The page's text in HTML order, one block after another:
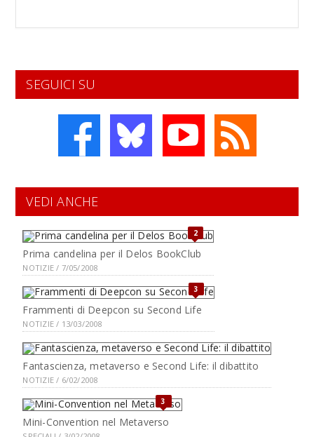
SEGUICI SU
VEDI ANCHE
2
Prima candelina per il Delos BookClub
NOTIZIE / 7/05/2008
3
Frammenti di Deepcon su Second Life
NOTIZIE / 13/03/2008
Fantascienza, metaverso e Second Life: il dibattito
NOTIZIE / 6/02/2008
3
Mini-Convention nel Metaverso